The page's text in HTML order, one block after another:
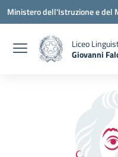
Vai ai contenuti
Vai al menu di navigazione
Vai al footer
Ministero dell'Istruzione e del
Liceo
Giovanni